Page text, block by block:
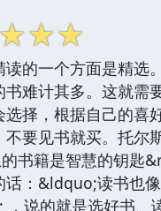
☆☆☆
读的一个方面是精选
难计其多。这就需
选择，根据自己的喜
不要见书就买。托尔
书籍是智慧的钥匙
话：&ldquo;读书也
说的就是选好书、